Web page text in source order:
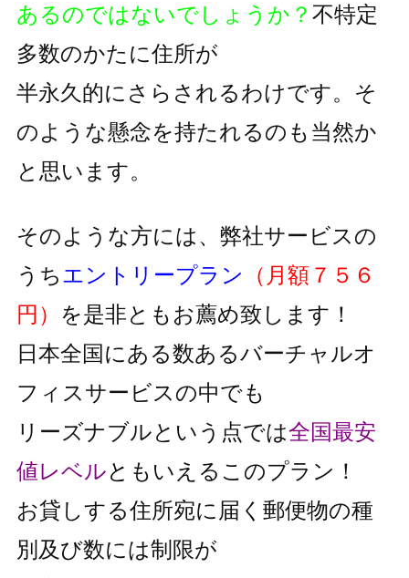
あるのではないでしょうか？ 不特定
多数のかたに住所が
半永久的にさらされるわけです。そ
のような懸念を持たれるのも 当然か
と思います。
そのような方には、弊社サービスの
うちエントリープラン
（月額７５６
円） を是非ともお薦め致します！
日本全国にある数あるバーチャルオ
フィスサービスの中でも
リーズナブルという点では全国最安
値レベルと もいえるこのプラン！
お貸しする住所宛に届く郵便物の種
別及び数には制限が